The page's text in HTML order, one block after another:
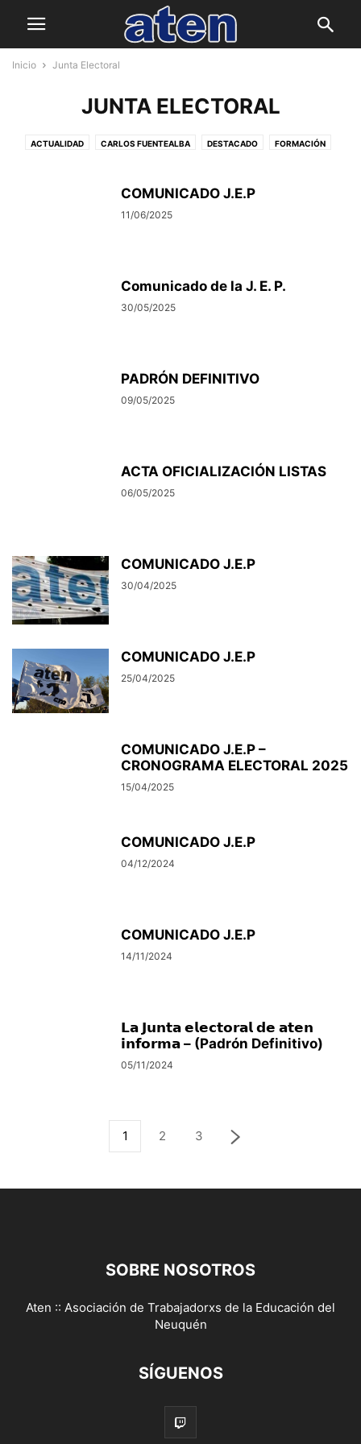
Inicio Junta Electoral
JUNTA ELECTORAL
ACTUALIDAD CARLOS FUENTEALBA DESTACADO FORMACIÓN
COMUNICADO J.E.P
11/06/2025
Comunicado de la J. E. P.
30/05/2025
PADRÓN DEFINITIVO
09/05/2025
ACTA OFICIALIZACIÓN LISTAS
06/05/2025
COMUNICADO J.E.P
30/04/2025
COMUNICADO J.E.P
25/04/2025
COMUNICADO J.E.P –
CRONOGRAMA ELECTORAL 2025
15/04/2025
COMUNICADO J.E.P
04/12/2024
COMUNICADO J.E.P
14/11/2024
𝗟𝗮 𝗝𝘂𝗻𝘁𝗮 𝗲𝗹𝗲𝗰𝘁𝗼𝗿𝗮𝗹 𝗱𝗲 𝗮𝘁𝗲𝗻
𝗶𝗻𝗳𝗼𝗿𝗺𝗮 – (Padrón Definitivo)
05/11/2024
1 2 3
SOBRE NOSOTROS
Aten :: Asociación de Trabajadorxs de la Educación del
Neuquén
SÍGUENOS